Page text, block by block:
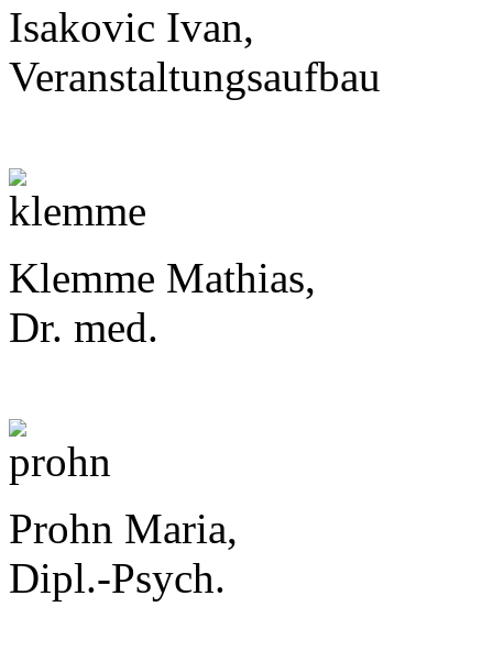
Isakovic Ivan,
Veranstaltungsaufbau
Klemme Mathias,
Dr. med.
Prohn Maria,
Dipl.-Psych.